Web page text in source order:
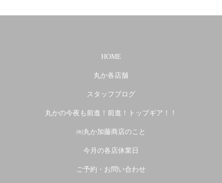
HOME
丸か各店舗
スタッフブログ
丸かの今夜も前進！前進！トップギア！！
㈲丸か加藤商店のこと
今月の各店休業日
ご予約・お問い合わせ